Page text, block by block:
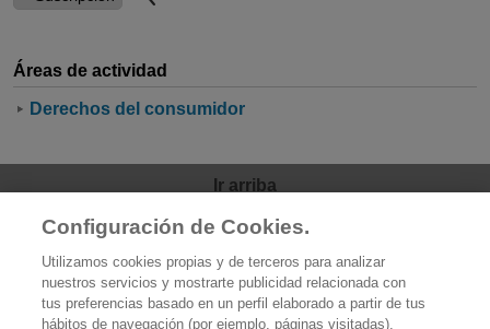
Áreas de actividad
Derechos del consumidor
Ir arriba
OCU
Quiénes somos
Qué hacemos
Configuración de Cookies.
Utilizamos cookies propias y de terceros para analizar
nuestros servicios y mostrarte publicidad relacionada con
tus preferencias basado en un perfil elaborado a partir de tus
hábitos de navegación (por ejemplo, páginas visitadas).